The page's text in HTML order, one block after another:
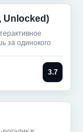
Unlocked)
за одинокого
3.7